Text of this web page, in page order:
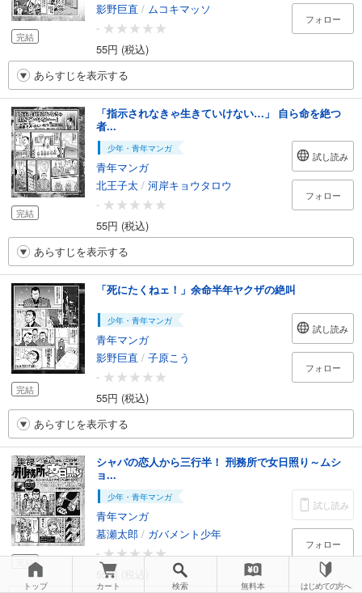
完結
影野巨直 / ムコキマッソ
-
55円 (税込)
フォロー
あらすじを表示する
完結
「指示されなきゃ生きていけない…」 自ら命を絶つ
者...
少年・青年マンガ
青年マンガ
北王子太 / 河岸キョウタロウ
-
55円 (税込)
試し読み
フォロー
あらすじを表示する
完結
「死にたくねェ！」余命半年ヤクザの絶叫
少年・青年マンガ
青年マンガ
影野巨直 / 子原こう
-
55円 (税込)
試し読み
フォロー
あらすじを表示する
完結
シャバの恋人から三行半！ 刑務所で女日照り～ムシ
ョ...
少年・青年マンガ
青年マンガ
墓瀬太郎 / ガバメント少年
-
55円 (税込)
試し読み
フォロー
トップ カート 検索 無料本 はじめての方へ